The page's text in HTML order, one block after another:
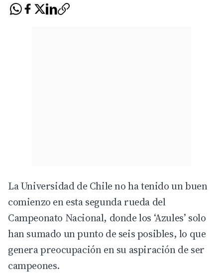
La Universidad de Chile no ha tenido un buen
comienzo en esta segunda rueda del
Campeonato Nacional, donde los ‘Azules’ solo
han sumado un punto de seis posibles, lo que
genera preocupación en su aspiración de ser
campeones.